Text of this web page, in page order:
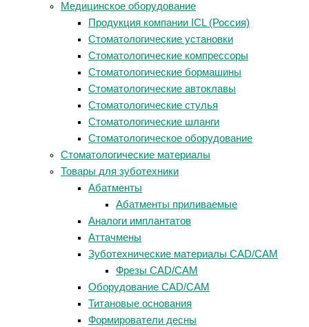
Медицинское оборудование
Продукция компании ICL (Россия)
Стоматологические установки
Стоматологические компрессоры
Стоматологические бормашины
Стоматологические автоклавы
Стоматологические стулья
Стоматологические шланги
Стоматологическое оборудование
Стоматологические материалы
Товары для зуботехники
Абатменты
Абатменты приливаемые
Аналоги имплантатов
Аттачмены
Зуботехнические материалы CAD/CAM
Фрезы CAD/CAM
Оборудование CAD/CAM
Титановые основания
Формирователи десны